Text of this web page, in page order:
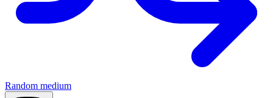
Random medium